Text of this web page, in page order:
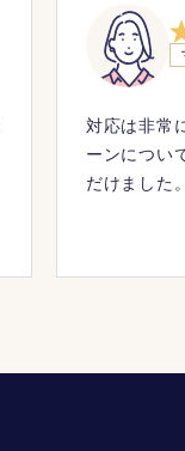
対応は非常
ーンについ
だけました